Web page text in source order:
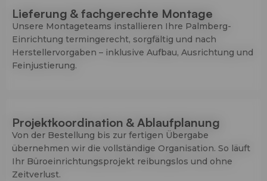
Lieferung & fachgerechte Montage
Unsere Montageteams installieren Ihre Palmberg-
Einrichtung termingerecht, sorgfältig und nach
Herstellervorgaben – inklusive Aufbau, Ausrichtung und
Feinjustierung.
Projektkoordination & Ablaufplanung
Von der Bestellung bis zur fertigen Übergabe
übernehmen wir die vollständige Organisation. So läuft
Ihr Büroeinrichtungsprojekt reibungslos und ohne
Zeitverlust.